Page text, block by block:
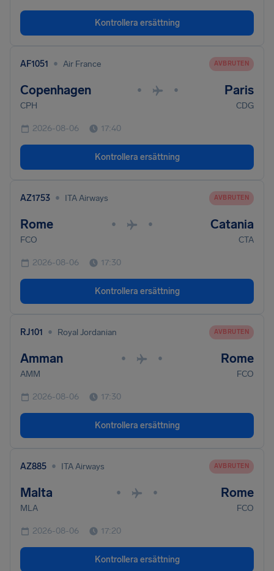
Kontrollera ersättning
AF1051 • Air France AVBRUTEN
Copenhagen • • Paris
CPH CDG
2026-08-06 17:40
Kontrollera ersättning
AZ1753 • ITA Airways AVBRUTEN
Rome • • Catania
FCO CTA
2026-08-06 17:30
Kontrollera ersättning
RJ101 • Royal Jordanian AVBRUTEN
Amman • • Rome
AMM FCO
2026-08-06 17:30
Kontrollera ersättning
AZ885 • ITA Airways AVBRUTEN
Malta • • Rome
MLA FCO
2026-08-06 17:20
Kontrollera ersättning